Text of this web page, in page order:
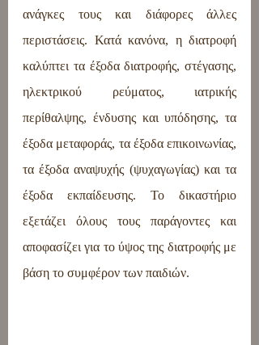
ανάγκες τους και διάφορες άλλες
περιστάσεις. Κατά κανόνα, η διατροφή
καλύπτει τα έξοδα διατροφής, στέγασης,
ηλεκτρικού ρεύματος, ιατρικής
περίθαλψης, ένδυσης και υπόδησης, τα
έξοδα μεταφοράς, τα έξοδα επικοινωνίας,
τα έξοδα αναψυχής (ψυχαγωγίας) και τα
έξοδα εκπαίδευσης. Το δικαστήριο
εξετάζει όλους τους παράγοντες και
αποφασίζει για το ύψος της διατροφής με
βάση το συμφέρον των παιδιών.